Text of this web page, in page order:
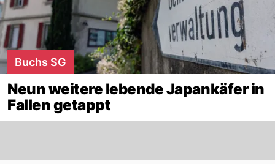
Buchs SG
Neun weitere lebende Japankäfer in
Fallen getappt